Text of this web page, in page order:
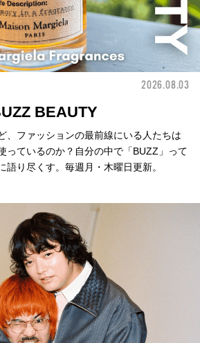
2026.08.03
BEAUTY
、ファッションの最前線にいる人たちは
っているのか？自分の中で「BUZZ」って
語り尽くす。毎週月・木曜日更新。